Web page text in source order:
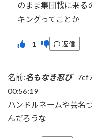
のまま集団戦に来る
キングってことか
返信
名前:名もなき忍び
00:56:19
ハンドルネームや芸名
んだろうな